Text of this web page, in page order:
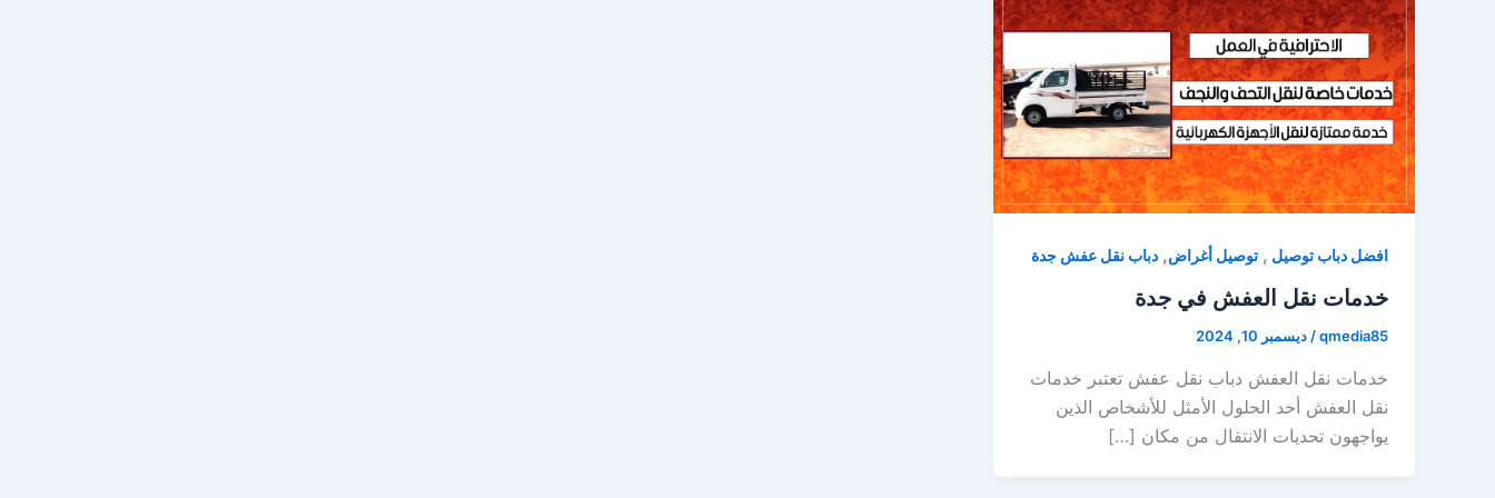
افضل دباب توصيل , توصيل أغراض, دباب نقل عفش جدة
خدمات نقل العفش في جدة
qmedia85
/ديسمبر 10, 2024
خدمات نقل العفش دباب نقل عفش تعتبر خدمات
نقل العفش أحد الحلول الأمثل للأشخاص الذين
يواجهون تحديات الانتقال من مكان […]